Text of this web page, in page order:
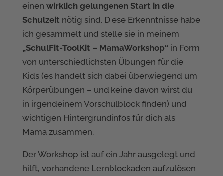
einen wirklich gelungenen Start in die
Schulzeit nötig sind. Diese Erkenntnisse habe
ich gesammelt und stelle sie in meinem
„SchulFit-ToolKit – MamaWorkshop“in Form
von unterschiedlichsten Übungen für die
Kids (es handelt sich dabei überwiegend um
Körperübungen – und keine davon wirst du
in irgendeinem Vorschulblock finden) und
wichtigen Hintergrundinfos für dich als
Mama zusammen.
Der Workshop ist auf ein Jahr ausgelegt und
hilft, vorhandene Lernblockaden aufzulösen